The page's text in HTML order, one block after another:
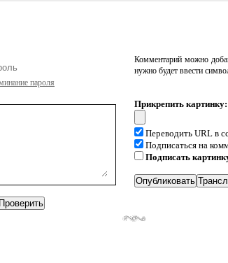
пароля
Комментарий можно
нужно будет ввести
Прикрепить картинку:
Переводить URL в
Подписаться на
Подписать